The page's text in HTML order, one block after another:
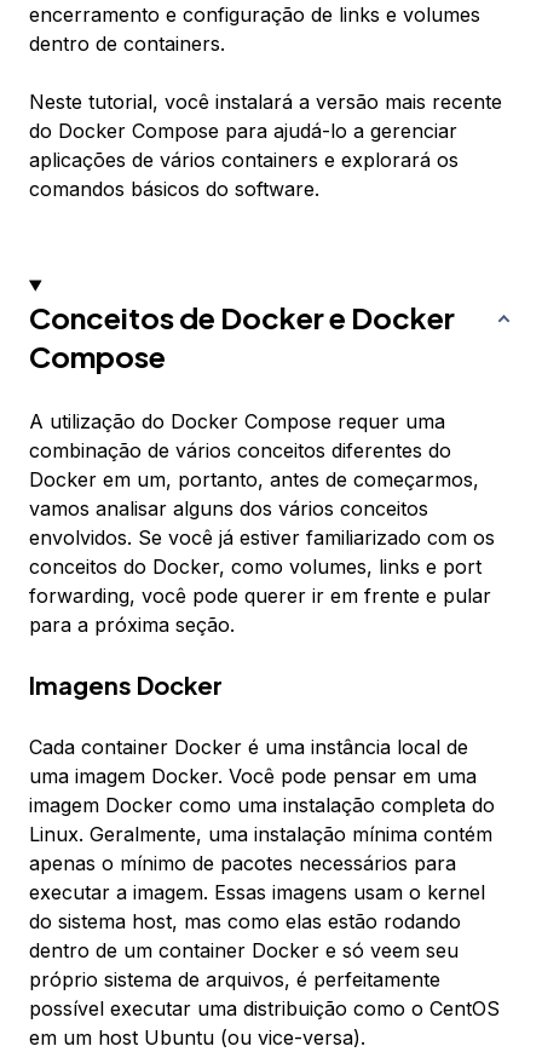
encerramento e configuração de links e volumes
dentro de containers.
Neste tutorial, você instalará a versão mais recente
do Docker Compose para ajudá-lo a gerenciar
aplicações de vários containers e explorará os
comandos básicos do software.
Conceitos de Docker e Docker
Compose
A utilização do Docker Compose requer uma
combinação de vários conceitos diferentes do
Docker em um, portanto, antes de começarmos,
vamos analisar alguns dos vários conceitos
envolvidos. Se você já estiver familiarizado com os
conceitos do Docker, como volumes, links e port
forwarding, você pode querer ir em frente e pular
para a próxima seção.
Imagens Docker
Cada container Docker é uma instância local de
uma imagem Docker. Você pode pensar em uma
imagem Docker como uma instalação completa do
Linux. Geralmente, uma instalação mínima contém
apenas o mínimo de pacotes necessários para
executar a imagem. Essas imagens usam o kernel
do sistema host, mas como elas estão rodando
dentro de um container Docker e só veem seu
próprio sistema de arquivos, é perfeitamente
possível executar uma distribuição como o CentOS
em um host Ubuntu (ou vice-versa).